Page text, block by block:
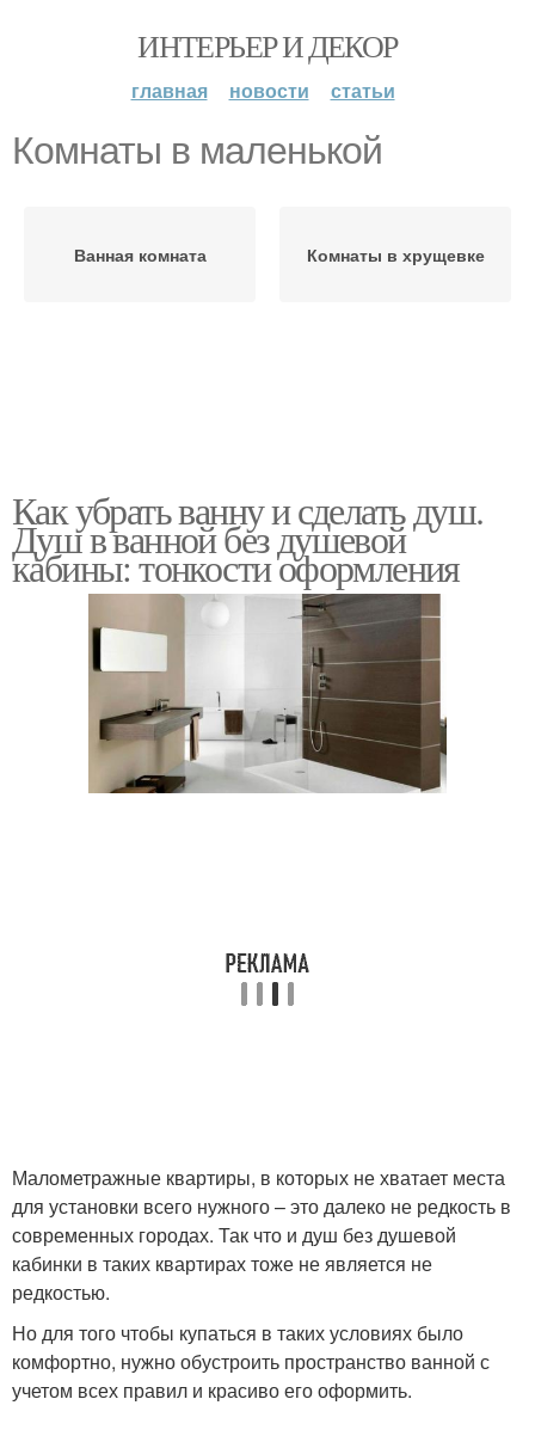
ИНТЕРЬЕР И ДЕКОР
главная новости статьи
Комнаты в маленькой
Ванная комната Комнаты в хрущевке
Как убрать ванну и сделать душ.
Душ в ванной без душевой
кабины: тонкости оформления
Малометражные квартиры, в которых не хватает места
для установки всего нужного – это далеко не редкость в
современных городах. Так что и душ без душевой
кабинки в таких квартирах тоже не является не
редкостью.
Но для того чтобы купаться в таких условиях было
комфортно, нужно обустроить пространство ванной с
учетом всех правил и красиво его оформить.